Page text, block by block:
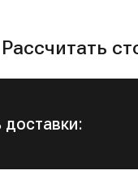
Рассчитать
доставки: